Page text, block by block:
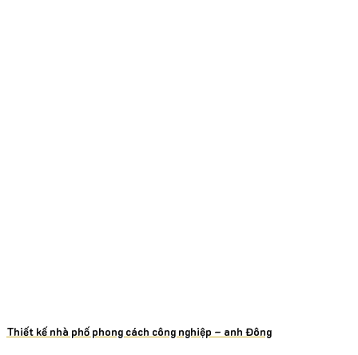
Thiết kế nhà phố phong cách công nghiệp – anh Đông